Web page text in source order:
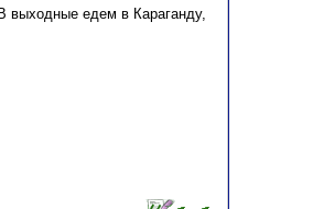
выходные едем в Караганду,